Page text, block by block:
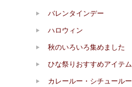
バレンタインデー
ハロウィン
秋のいろいろ集めました
ひな祭りおすすめアイテム
カレールー・シチュールー